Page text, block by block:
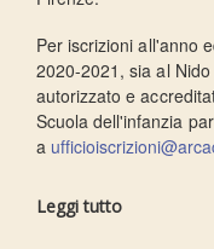
Per iscrizioni all'anno
2020-2021, sia al
autorizzato e
Scuola dell'infanzia
a
Leggi tutto